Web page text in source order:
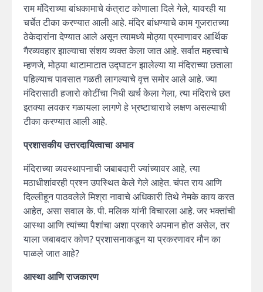
राम मंदिराच्या बांधकामाचे कंत्राट कोणाला दिले गेले, यावरही या
चर्चेत टीका करण्यात आली आहे. मंदिर बांधण्याचे काम गुजरातच्या
ठेकेदारांना देण्यात आले असून त्यामध्ये मोठ्या प्रमाणावर आर्थिक
गैरव्यवहार झाल्याचा संशय व्यक्त केला जात आहे. सर्वात महत्त्वाचे
म्हणजे, मोठ्या थाटामाटात उद्घाटन झालेल्या या मंदिराच्या छताला
पहिल्याच पावसात गळती लागल्याचे वृत्त समोर आले आहे. ज्या
मंदिरासाठी हजारो कोटींचा निधी खर्च केला गेला, त्या मंदिराचे छत
इतक्या लवकर गळायला लागणे हे भ्रष्टाचाराचे लक्षण असल्याची
टीका करण्यात आली आहे.
प्रशासकीय उत्तरदायित्वाचा अभाव
मंदिराच्या व्यवस्थापनाची जबाबदारी ज्यांच्यावर आहे, त्या
मठाधीशांवरही प्रश्न उपस्थित केले गेले आहेत. चंपत राय आणि
दिल्लीहून पाठवलेले मिश्रा नावाचे अधिकारी तिथे नेमके काय करत
आहेत, असा सवाल के. पी. मलिक यांनी विचारला आहे. जर भक्तांची
आस्था आणि त्यांच्या पैशांचा अशा प्रकारे अपमान होत असेल, तर
याला जबाबदार कोण? प्रशासनाकडून या प्रकरणावर मौन का
पाळले जात आहे?
आस्था आणि राजकारण